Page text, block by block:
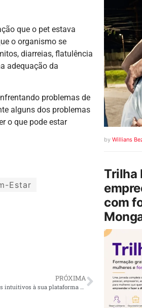
que o pet estava
o organismo se
diarreias, flatulência
adequação da
problemas de
alguns dos problemas
o que pode estar
Estar
PRÓXIMA
by Willians
Trilha
com